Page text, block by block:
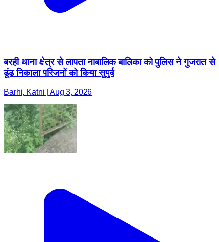
बरही थाना क्षेत्र से लापता नाबालिक बालिका को पुलिस ने गुजरात से
ढूंढ निकाला परिजनों को किया सुपुर्द
Barhi, Katni | Aug 3, 2026